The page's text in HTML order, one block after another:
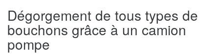
Dégorgement de tous types de
bouchons grâce à un camion
pompe